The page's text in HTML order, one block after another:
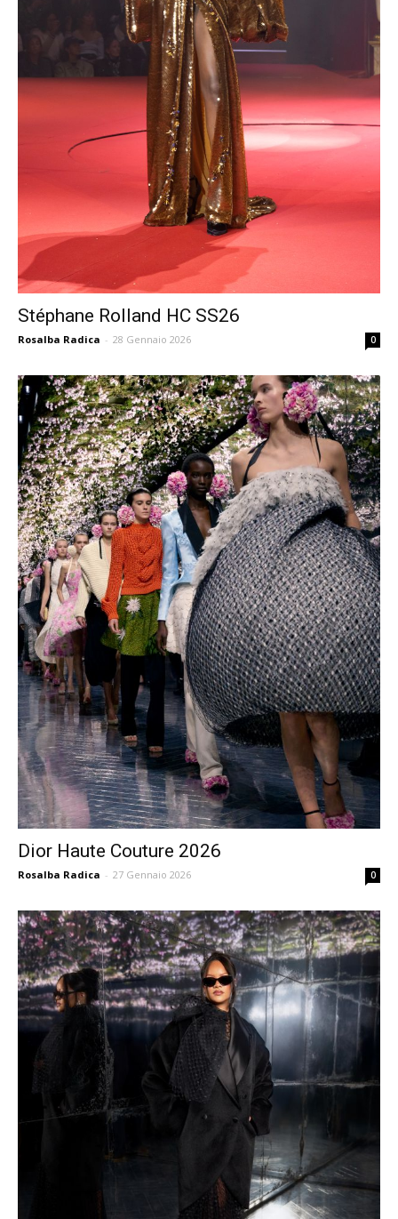
Stéphane Rolland HC SS26
Rosalba Radica - 28 Gennaio 2026 0
Dior Haute Couture 2026
Rosalba Radica - 27 Gennaio 2026 0